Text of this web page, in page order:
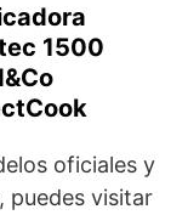
1500
oficiales y
puedes visitar